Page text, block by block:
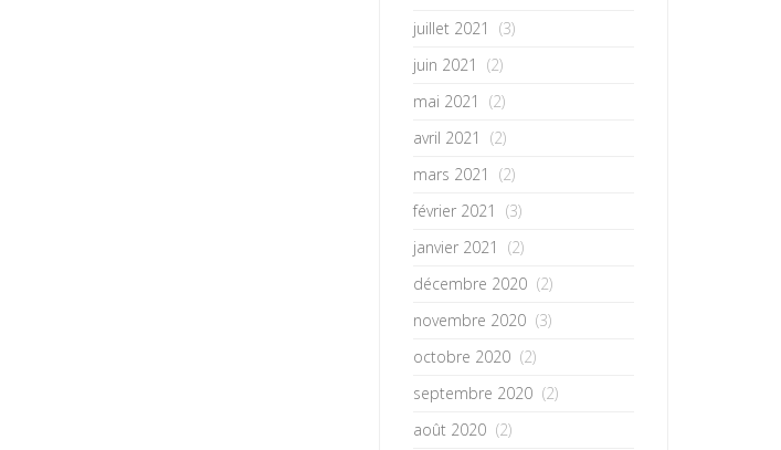
juillet 2021
(3)
juin 2021
(2)
mai 2021
(2)
avril 2021
(2)
mars 2021
(2)
février 2021
(3)
janvier 2021
(2)
décembre 2020 (2)
novembre 2020 (3)
octobre 2020 (2)
septembre 2020 (2)
août 2020 (2)